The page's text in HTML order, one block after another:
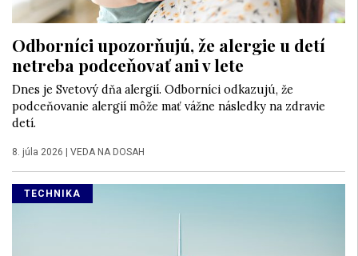
Odborníci upozorňujú, že alergie u detí
netreba podceňovať ani v lete
Dnes je Svetový dňa alergií. Odborníci odkazujú, že
podceňovanie alergií môže mať vážne následky na zdravie
detí.
8. júla 2026 VEDA NA DOSAH
TECHNIKA